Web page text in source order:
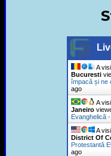
A
Bucuresti
împacă și ne
ago
A
Janeiro
Evanghelică -
A
District Of
Protestantă
ago